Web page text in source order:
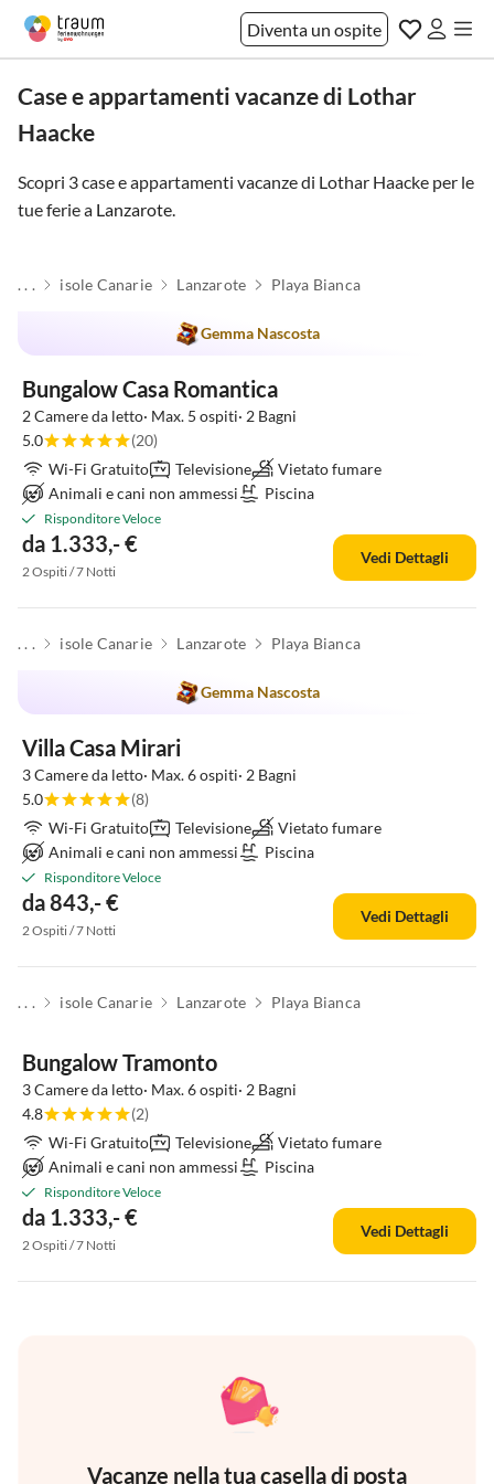
Diventa un ospite
Case e appartamenti vacanze di Lothar
Haacke
Scopri 3 case e appartamenti vacanze di Lothar Haacke per le
tue ferie a Lanzarote.
. . . isole Canarie Lanzarote Playa Bianca
Gemma Nascosta
Bungalow Casa Romantica
2 Camere da letto· Max. 5 ospiti· 2 Bagni
5.0
(20)
Wi-Fi Gratuito
Televisione
Vietato fumare
Animali e cani non ammessi
Piscina
Risponditore Veloce
da 1.333,- €
2 Ospiti / 7 Notti
Vedi Dettagli
. . . isole Canarie Lanzarote Playa Bianca
Gemma Nascosta
Villa Casa Mirari
3 Camere da letto· Max. 6 ospiti· 2 Bagni
5.0
(8)
Wi-Fi Gratuito
Televisione
Vietato fumare
Animali e cani non ammessi
Piscina
Risponditore Veloce
da 843,- €
2 Ospiti / 7 Notti
Vedi Dettagli
. . . isole Canarie Lanzarote Playa Bianca
Bungalow Tramonto
3 Camere da letto· Max. 6 ospiti· 2 Bagni
4.8
(2)
Wi-Fi Gratuito
Televisione
Vietato fumare
Animali e cani non ammessi
Piscina
Risponditore Veloce
da 1.333,- €
2 Ospiti / 7 Notti
Vedi Dettagli
Vacanze nella tua casella di posta